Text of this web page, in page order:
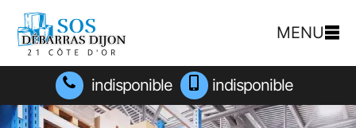
MENU
indisponible indisponible